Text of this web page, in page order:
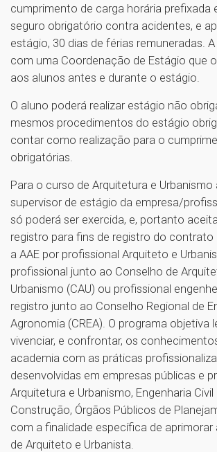
cumprimento de carga horária prefixada
seguro obrigatório contra acidentes, e
estágio, 30 dias de férias remuneradas.
com uma Coordenação de Estágio que
aos alunos antes e durante o estágio.
O aluno poderá realizar estágio não
mesmos procedimentos do estágio
contar como realização para o
obrigatórias.
Para o curso de Arquitetura e Urbanismo
supervisor de estágio da empresa/
só poderá ser exercida, e, portanto
registro para fins de registro do
a AAE por profissional Arquiteto e
profissional junto ao Conselho de
Urbanismo (CAU) ou profissional
registro junto ao Conselho Regional de
Agronomia (CREA). O programa objetiva
vivenciar, e confrontar, os
academia com as práticas
desenvolvidas em empresas públicas e
Arquitetura e Urbanismo, Engenharia Civil
Construção, Órgãos Públicos de
com a finalidade específica de
de Arquiteto e Urbanista.